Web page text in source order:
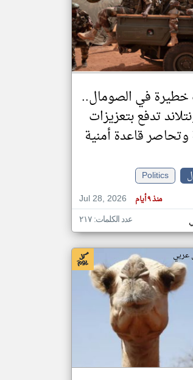
تغيير الدولة
مصادر الأخبار من الصومال
اخبار الصومال على مدار الساعة
أهم اخبار الصومال العاجلة والمباشرة
في الصومال..
تدفع بتعزيزات
قاعدة أمنية
Politics
Jul 28, 2026
منذ ٩ أيام
عدد الكلمات: ٢١٧
عربي
klyoum.com